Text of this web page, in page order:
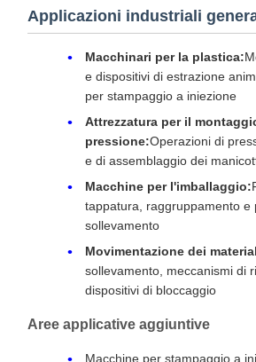
Applicazioni industriali
Macchinari per la plastica:
e dispositivi di estrazione
per stampaggio a iniezione
Attrezzatura per il
pressione:Operazioni di
e di assemblaggio dei
Macchine per l'imballaggio:
tappatura, raggruppamento e
sollevamento
Movimentazione dei
sollevamento, meccanismi di
dispositivi di bloccaggio
Aree applicative aggiuntive
Macchine per stampaggio a